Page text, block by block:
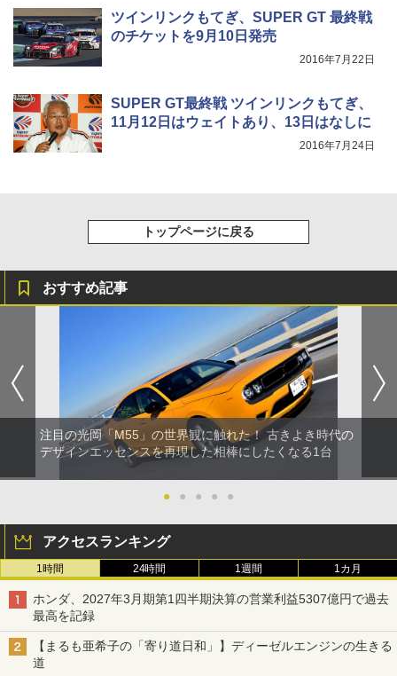
ツインリンクもてぎ、SUPER GT 最終戦
のチケットを9月10日発売
2016年7月22日
SUPER GT最終戦 ツインリンクもてぎ、
11月12日はウェイトあり、13日はなしに
2016年7月24日
トップページに戻る
おすすめ記事
注目の光岡「M55」の世界観に触れた！ 古きよき時代の
デザインエッセンスを再現した相棒にしたくなる1台
● ● ● ● ●
アクセスランキング
1時間 24時間 1週間 1カ月
ホンダ、2027年3月期第1四半期決算の営業利益5307億円で過去
最高を記録
【まるも亜希子の「寄り道日和」】ディーゼルエンジンの生きる
道